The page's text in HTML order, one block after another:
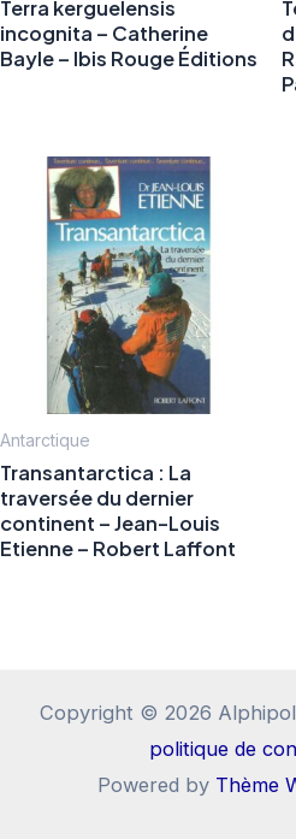
Terra kerguelensis
incognita – Catherine
Bayle – Ibis Rouge Éditions
Antarctique
Transantarctica : La
traversée du dernier
continent – Jean-Louis
Etienne – Robert Laffont
Copyright © 2026
politique de
Powered by Thème